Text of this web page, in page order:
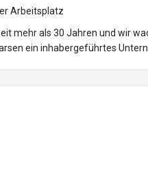
Arbeitsplatz
mehr als 30 Jahren und wir
ein inhabergeführtes